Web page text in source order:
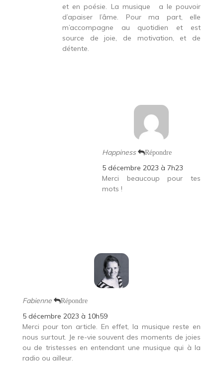
et en poésie. La musique
a le pouvoir
d’apaiser l’âme. Pour ma part, elle
m’accompagne au quotidien et est
source de joie, de motivation, et de
détente.
Happiness Répondre
5 décembre 2023 à 7h23
Merci beaucoup pour tes
mots !
Fabienne Répondre
5 décembre 2023 à 10h59
Merci pour ton article. En effet, la musique reste en
nous surtout. Je re-vie souvent des moments de joies
ou de tristesses en entendant une musique qui à la
radio ou ailleur.